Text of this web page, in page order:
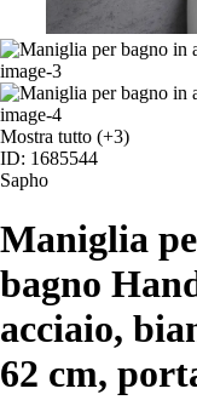
Mostra tutto (+3)
ID: 1685544
Sapho
Maniglia
bagno
acciaio,
62 cm,